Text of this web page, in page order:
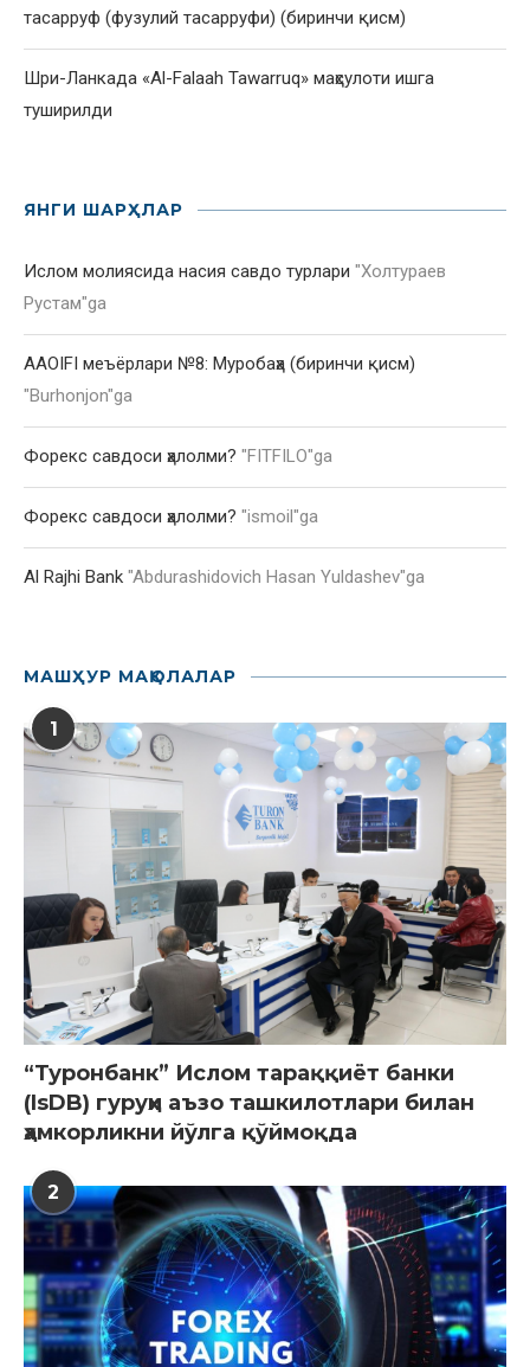
тасарруф (фузулий тасарруфи) (биринчи қисм)
Шри-Ланкада «Al-Falaah Tawarruq» маҳсулоти ишга
туширилди
ЯНГИ ШАРҲЛАР
Ислом молиясида насия савдо турлари "Холтураев
Рустам"ga
AAOIFI меъёрлари №8: Муробаҳа (биринчи қисм)
"Burhonjon"ga
Форекс савдоси ҳалолми? "FITFILO"ga
Форекс савдоси ҳалолми? "ismoil"ga
Al Rajhi Bank "Abdurashidovich Hasan Yuldashev"ga
МАШҲУР МАҚОЛАЛАР
1
“Туронбанк” Ислом тараққиёт банки
(IsDB) гуруҳи аъзо ташкилотлари билан
ҳамкорликни йўлга қўймоқда
2